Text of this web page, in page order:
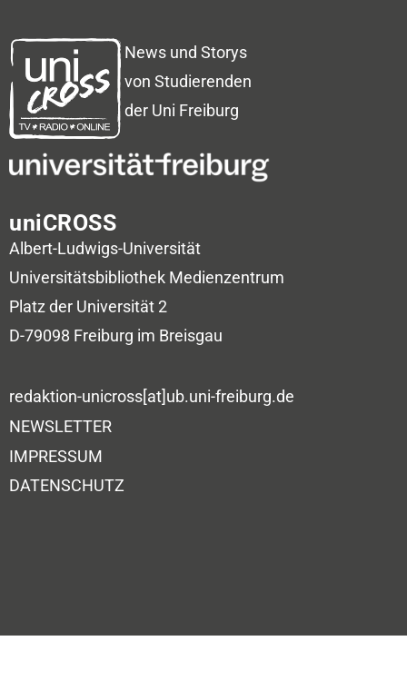
News und Storys
von Studierenden
der Uni Freiburg
uniCROSS
Albert-Ludwigs-Universität
Universitätsbibliothek Medienzentrum
Platz der Universität 2
D-79098 Freiburg im Breisgau
redaktion-unicross[at]ub.uni-freiburg.de
NEWSLETTER
IMPRESSUM
DATENSCHUTZ